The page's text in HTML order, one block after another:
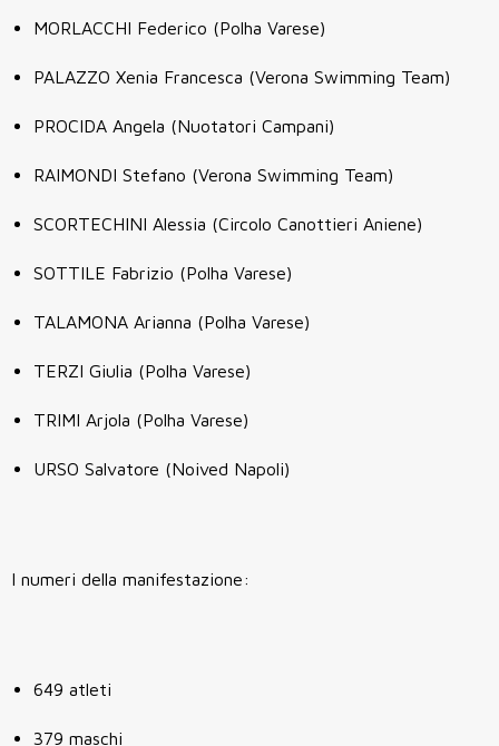
MORLACCHI Federico (Polha Varese)
PALAZZO Xenia Francesca (Verona Swimming Team)
PROCIDA Angela (Nuotatori Campani)
RAIMONDI Stefano (Verona Swimming Team)
SCORTECHINI Alessia (Circolo Canottieri Aniene)
SOTTILE Fabrizio (Polha Varese)
TALAMONA Arianna (Polha Varese)
TERZI Giulia (Polha Varese)
TRIMI Arjola (Polha Varese)
URSO Salvatore (Noived Napoli)
I numeri della manifestazione:
649 atleti
379 maschi